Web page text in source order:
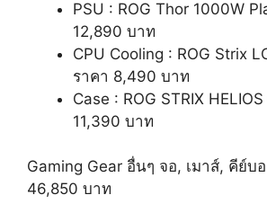
PSU : ROG Thor 1000W
12,890 บาท
CPU Cooling : ROG Strix
ราคา 8,490 บาท
Case : ROG STRIX
11,390 บาท
Gaming Gear อื่นๆ จอ, เมาส์, คีย์บ
46,850 บาท